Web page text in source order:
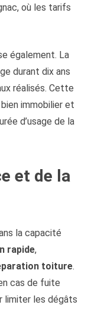
où les tarifs
également. La
durant dix ans
réalisés. Cette
immobilier et
d’usage de la
et de la
la capacité
rapide,
toiture.
cas de fuite
limiter les dégâts